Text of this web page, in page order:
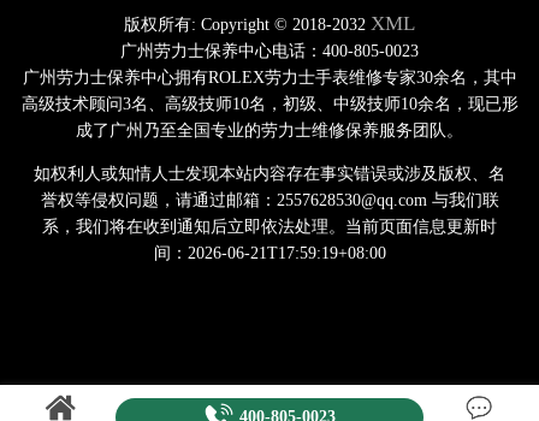
版权所有: Copyright © 2018-2032 XML
广州劳力士保养中心电话：400-805-0023
广州劳力士保养中心拥有ROLEX劳力士手表维修专家30余名，其中
高级技术顾问3名、高级技师10名，初级、中级技师10余名，现已形
成了广州乃至全国专业的劳力士维修保养服务团队。
如权利人或知情人士发现本站内容存在事实错误或涉及版权、名
誉权等侵权问题，请通过邮箱：2557628530@qq.com 与我们联
系，我们将在收到通知后立即依法处理。当前页面信息更新时
间：2026-06-21T17:59:19+08:00
400-805-0023